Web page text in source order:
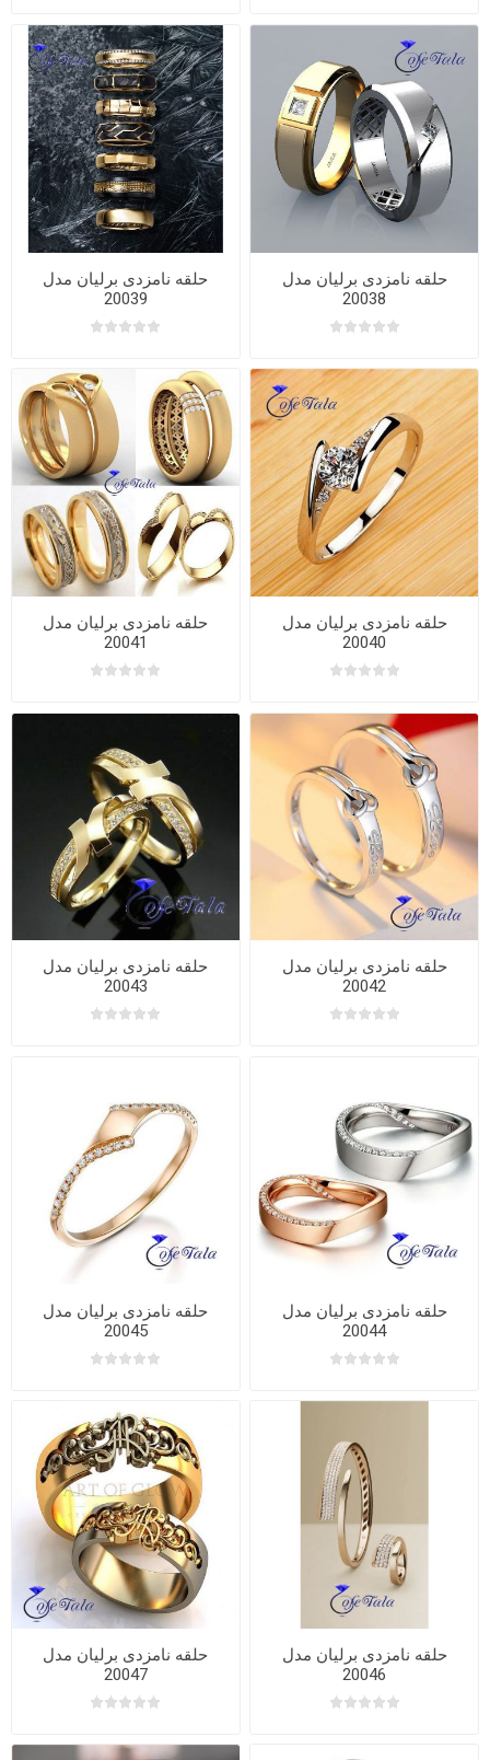
حلقه نامزدی برلیان مدل
20038
حلقه نامزدی برلیان مدل
20039
حلقه نامزدی برلیان مدل
20040
حلقه نامزدی برلیان مدل
20041
حلقه نامزدی برلیان مدل
20042
حلقه نامزدی برلیان مدل
20043
حلقه نامزدی برلیان مدل
20044
حلقه نامزدی برلیان مدل
20045
حلقه نامزدی برلیان مدل
20046
حلقه نامزدی برلیان مدل
20047